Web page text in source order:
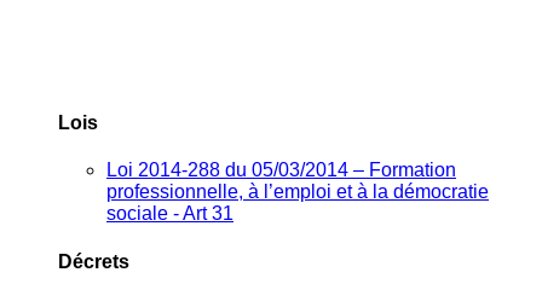
Lois
Loi 2014-288 du 05/03/2014 – Formation
professionnelle, à l’emploi et à la démocratie
sociale - Art 31
Décrets